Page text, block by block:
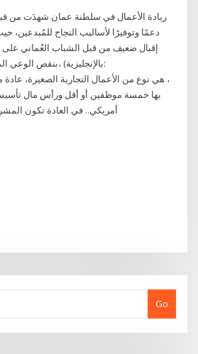
ريادة الأعمال في سلطنة عمان شهدَت من قبل
دعمًا وتوفيرًا لأساليب النجاح للمُبدعين،
إقبال ضعيف من قبل الشباب العُماني على
بنقص الوعي
أمريكي.. في العادة تكون
Go